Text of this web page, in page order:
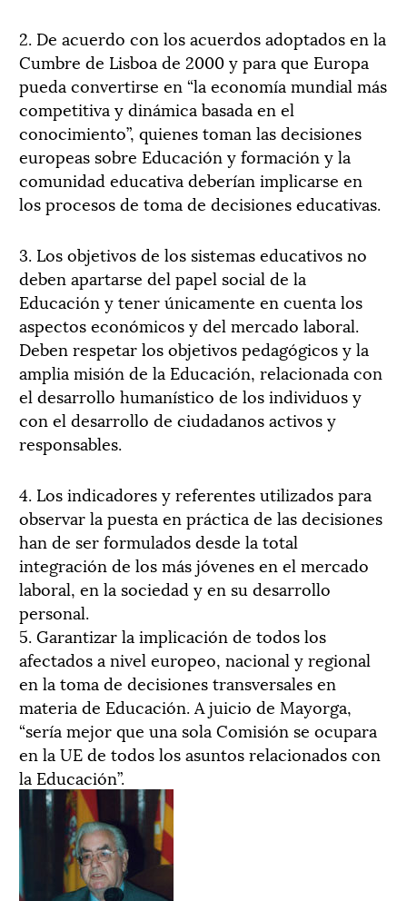
2. De acuerdo con los acuerdos adoptados en la
Cumbre de Lisboa de 2000 y para que Europa
pueda convertirse en “la economía mundial más
competitiva y dinámica basada en el
conocimiento”, quienes toman las decisiones
europeas sobre Educación y formación y la
comunidad educativa deberían implicarse en
los procesos de toma de decisiones educativas.
3. Los objetivos de los sistemas educativos no
deben apartarse del papel social de la
Educación y tener únicamente en cuenta los
aspectos económicos y del mercado laboral.
Deben respetar los objetivos pedagógicos y la
amplia misión de la Educación, relacionada con
el desarrollo humanístico de los individuos y
con el desarrollo de ciudadanos activos y
responsables.
4. Los indicadores y referentes utilizados para
observar la puesta en práctica de las decisiones
han de ser formulados desde la total
integración de los más jóvenes en el mercado
laboral, en la sociedad y en su desarrollo
personal.
5. Garantizar la implicación de todos los
afectados a nivel europeo, nacional y regional
en la toma de decisiones transversales en
materia de Educación. A juicio de Mayorga,
“sería mejor que una sola Comisión se ocupara
en la UE de todos los asuntos relacionados con
la Educación”.